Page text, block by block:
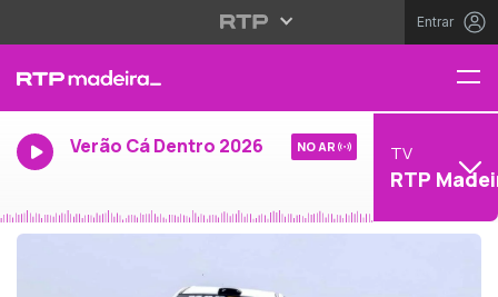
Entrar
Verão Cá Dentro 2026 NO AR TV
RTP